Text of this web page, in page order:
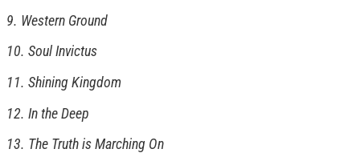
9. Western Ground
10. Soul Invictus
11. Shining Kingdom
12. In the Deep
13. The Truth is Marching On